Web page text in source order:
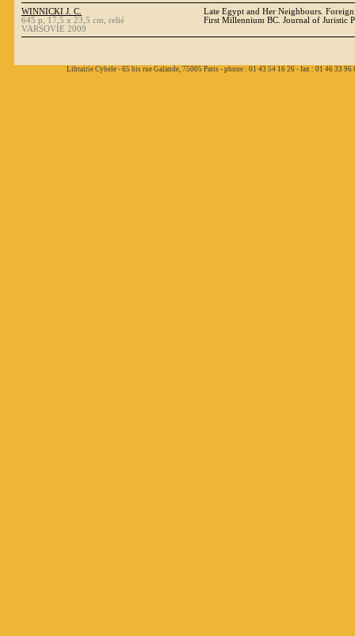
WINNICKI J. C.
645 p, 17,5 x 23,5 cm, relié
VARSOVIE 2009
Late Egypt and Her Neighbours.
First Millennium BC. Journal of Juristic
Librairie Cybele - 65 bis rue Galande, 75005 Paris - phone : 01 43 54 16 26 - fax : 01 46 33